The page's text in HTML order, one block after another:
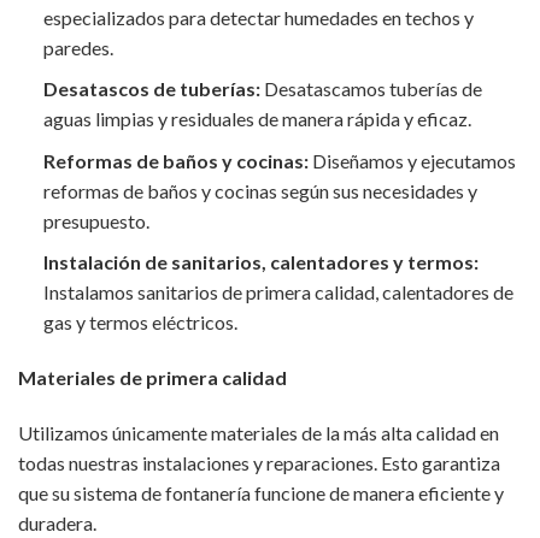
especializados para detectar humedades en techos y
paredes.
Desatascos de tuberías:Desatascamos tuberías de
aguas limpias y residuales de manera rápida y eficaz.
Reformas de baños y cocinas:Diseñamos y ejecutamos
reformas de baños y cocinas según sus necesidades y
presupuesto.
Instalación de sanitarios, calentadores y termos:
Instalamos sanitarios de primera calidad, calentadores de
gas y termos eléctricos.
Materiales de primera calidad
Utilizamos únicamente materiales de la más alta calidad en
todas nuestras instalaciones y reparaciones. Esto garantiza
que su sistema de fontanería funcione de manera eficiente y
duradera.